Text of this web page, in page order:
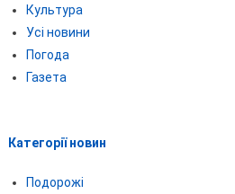
Культура
Усі новини
Погода
Газета
Категорії новин
Подорожі